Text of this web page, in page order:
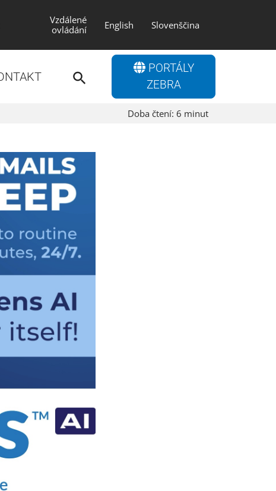
Vzdálené
ovládání
English Slovenščina
PORTÁLY
ZEBRA
Doba čtení: 6 minut